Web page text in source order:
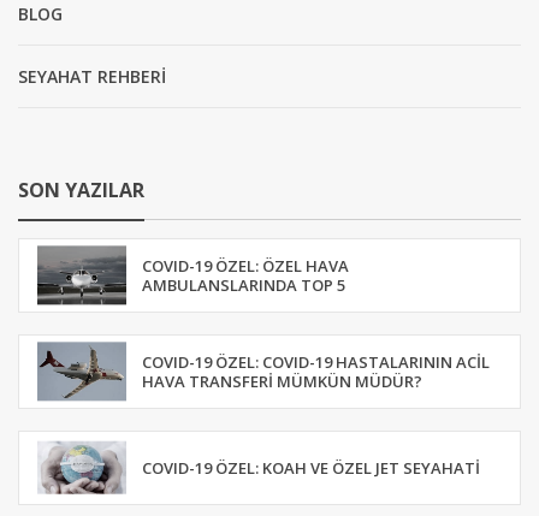
BLOG
SEYAHAT REHBERİ
SON YAZILAR
COVID-19 ÖZEL: ÖZEL HAVA
AMBULANSLARINDA TOP 5
COVID-19 ÖZEL: COVID-19 HASTALARININ ACIL
HAVA TRANSFERI MÜMKÜN MÜDÜR?
COVID-19 ÖZEL: KOAH VE ÖZEL JET SEYAHATI